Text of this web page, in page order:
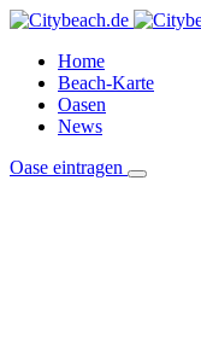
Home
Beach-Karte
Oasen
News
Oase eintragen